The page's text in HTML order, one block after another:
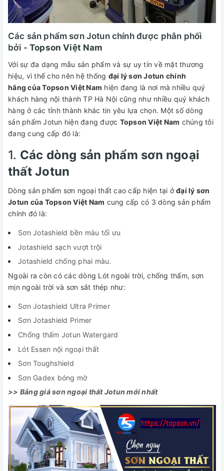
Các sản phẩm sơn Jotun chính được phân phối
bởi -Topson Việt Nam
Với sự đa dạng mẫu sản phẩm và sự uy tín về mặt thương
hiệu, vì thế cho nên hệ thống đại lý sơn Jotun chính
hãng của Topson Việt Nam hiện đang là nơi mà nhiều quý
khách hàng nội thành TP Hà Nội cũng như nhiều quý khách
hàng ở các tỉnh thành khác tin yêu lựa chọn. Một số dòng
sản phẩm Jotun hiện đang được Topson Việt Nam chúng tôi
đang cung cấp đó là:
1. Các dòng sản phẩm sơn ngoại
thất Jotun
Dòng sản phẩm sơn ngoại thất cao cấp hiện tại ởđại lý sơn
Jotun của Topson Việt Nam cung cấp có 3 dòng sản phẩm
chính đó là:
Sơn Jotashield bền màu tối ưu
Jotashield sạch vượt trội
Jotashield chống phai màu.
Ngoài ra còn có các dòng Lót ngoài trời, chống thấm, sơn
mịn ngoài trời và sơn sắt thép như:
Sơn Jotashield Ultra Primer
Sơn Jotashield Primer
Chống thấm Jotun Watergard
Lót Essen nội ngoại thất
Sơn Toughshield
Sơn Gadex bóng mờ
>> Bảng giá sơn ngoại thất Jotun mới nhất